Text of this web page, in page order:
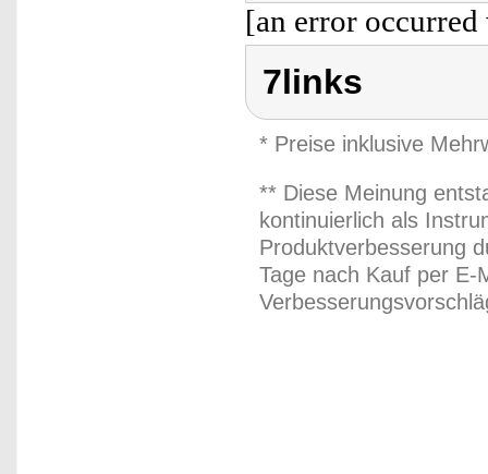
[an error
7links
* Preise inklusive
** Diese Meinung
kontinuierlich als
Produktverbesserung
Tage nach Kauf per E-